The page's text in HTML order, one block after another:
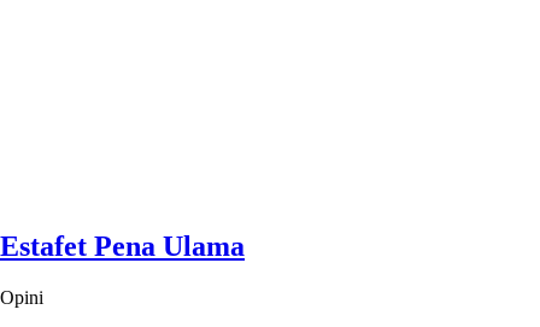
Estafet Pena Ulama
Opini